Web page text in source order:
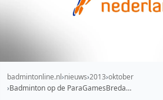
badmintonline.nl nieuws 2013 oktober
Badminton op de ParaGamesBreda…